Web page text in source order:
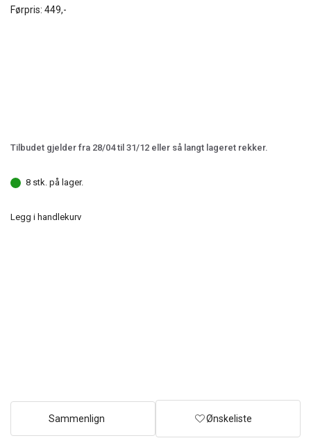
Førpris: 449,-
Tilbudet gjelder fra 28/04 til 31/12 eller så langt lageret rekker.
8 stk. på lager.
Legg i handlekurv
Sammenlign Ønskeliste